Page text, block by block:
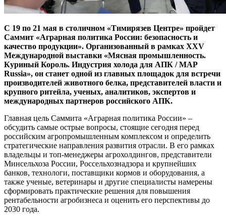
С 19 по 21 мая в столичном «Тимирязев Центре» пройдет
Саммит «Аграрная политика России: безопасность и
качество продукции». Организованный в рамках XХV
Международной выставки «Мясная промышленность.
Куриный Король. Индустрия холода для АПК / MAP
Russia», он станет одной из главных площадок для встречи
производителей животного белка, представителей власти и
крупного ритейла, ученых, аналитиков, экспертов и
международных партнеров российского АПК.
Главная цель Саммита «Аграрная политика России» –
обсудить самые острые вопросы, стоящие сегодня перед
российским агропромышленным комплексом и определить
стратегические направления развития отрасли. В его рамках
владельцы и топ-менеджеры агрохолдингов, представители
Минсельхоза России, Россельхознадзора и крупнейших
банков, технологи, поставщики кормов и оборудования, а
также ученые, ветеринары и другие специалисты намерены
сформировать практические решения для повышения
рентабельности агробизнеса и оценить его перспективы до
2030 года.